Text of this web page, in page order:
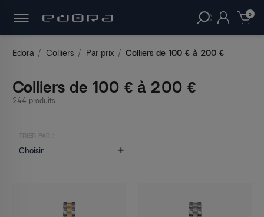
clear 0
Edora Colliers Par prix Colliers de 100 € à 200 €
Colliers de 100 € à 200 €
244 produits
TRIER PAR :
Choisir 